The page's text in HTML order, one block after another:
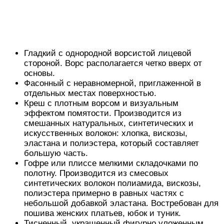
Гладкий с однородной ворсистой лицевой
стороной. Ворс располагается четко вверх от
основы.
Фасонный с неравномерной, приглаженной в
отдельных местах поверхностью.
Креш с плотным ворсом и визуальным
эффектом помятости. Производится из
смешанных натуральных, синтетических и
искусственных волокон: хлопка, вискозы,
эластана и полиэстера, который составляет
большую часть.
Гофре или плиссе мелкими складочками по
полотну. Производится из смесовых
синтетических волокон полиамида, вискозы,
полиэстера примерно в равных частях с
небольшой добавкой эластана. Востребован для
пошива женских платьев, юбок и туник.